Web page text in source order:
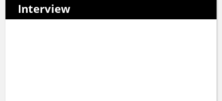
Interview